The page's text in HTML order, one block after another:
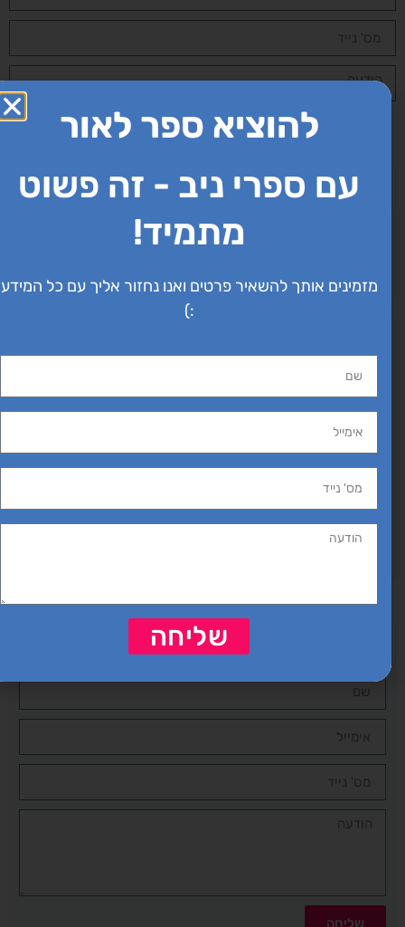
שליחה
תגובות
תגובה
פרסום
שליחה
להוציא ספר לאור
עם ספרי ניב - זה פשוט
מתמיד!
מזמינים אותך להשאיר פרטים ואנו נחזור אליך עם כל המידע
שליחה